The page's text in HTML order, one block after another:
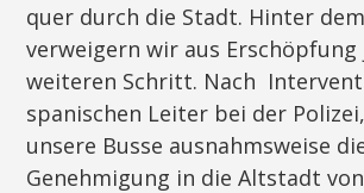
quer durch die Stadt. Hinter
verweigern wir aus Erschöpfung
weiteren Schritt. Nach
spanischen Leiter bei der
unsere Busse ausnahmsweise
Genehmigung in die Altstadt